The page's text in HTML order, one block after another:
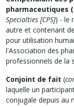
pharmaceutiques
Specialties [CPS]) - le
autre et contenant
pour utilisation
l'Association des
professionnels de la
Conjoint de fait (
laquelle un
conjugale depuis au